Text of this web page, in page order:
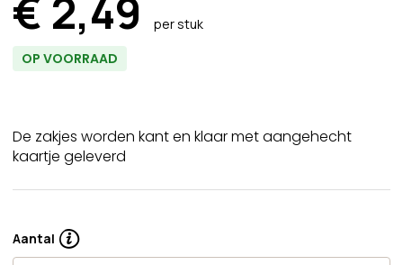
€ 2,49 per stuk
OP VOORRAAD
De zakjes worden kant en klaar met aangehecht
kaartje geleverd
Aantal